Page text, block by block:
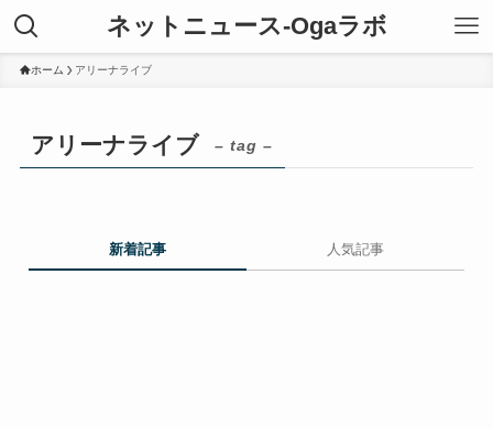
ネットニュース-Ogaラボ
ホーム アリーナライブ
アリーナライブ – tag –
新着記事 人気記事